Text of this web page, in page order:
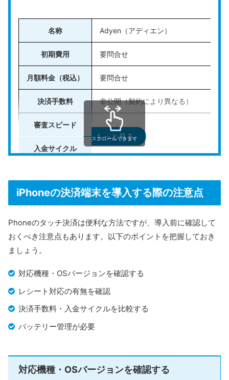
名称 Adyen（アディエン）
初期費用 要問合せ
月額料金（税込） 要問合せ
決済手数料 非公開（契約により異なる）
審査スピード 数日〜数週間
入金サイクル カスタム設定可能
公式HP https://www.adyen.com/ja_JP/
スクロールできます
Adyen（アディエン）は、オランダ発のグローバル決
済サービスで、Apple公認のタッチ決済対応事業者の1
つです。すでに日本国内でもTap to Pay on iPhoneの提
進んでいます。
多通貨・多言語に対応しており、越境ECや海外顧客を
一方で、初期費用や決済手数料などの詳細はWeb上に明
ります。
もっと見る
iPhoneの決済端末を導入する際の注意点
Phoneのタッチ決済は便利な方法ですが、導入前に確認して
おくべき注意点もあります。以下のポイントを把握しておき
ましょう。
対応機種・OSバージョンを確認する
レシート対応の有無を確認
決済手数料・入金サイクルを比較する
バッテリー管理が必要
対応機種・OSバージョンを確認する